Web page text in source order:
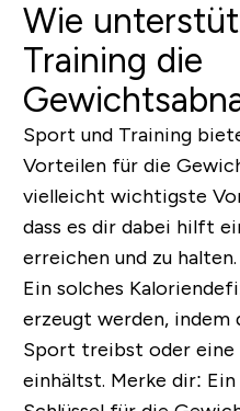
Wie
Training die
Sport und Training
Vorteilen für die
vielleicht wichtigste
dass es dir dabei hilft
erreichen und zu halten.
Ein solches
erzeugt werden, indem
Sport treibst oder eine
einhältst. Merke dir: